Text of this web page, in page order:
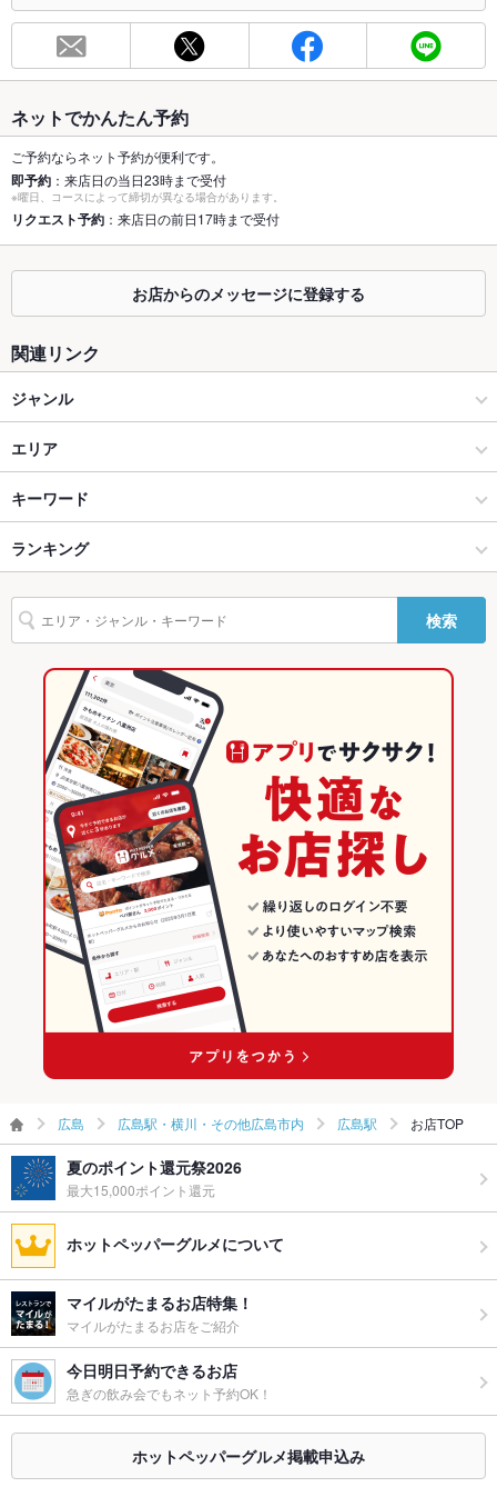
総席数
16席(12名様～貸切ＯＫ★コース飲み放題6000円～お気にご連
絡ください)
容人数
個室
なし ：貸切12名様～ＯＫの特別空間はママ会やファミリーのご
利用も大歓迎★
座敷 なし ：全テーブル席。ワンフロアの店内となっております
カウンター
ソファー
テラス席
貸切
設備
Wi-Fi
ー
前に駐輪いただけます。
その他設備 －
その他
飲み放題
あり ：2200円にて(税込)で生ビールもカクテルも飲み放題★さ
らに＋500円でワインも飲み放題！！
食べ放題 あり
カクテル充実、焼酎充実、日本酒充実、ワイン充実
お子様連れ
お子様連れOK ：最低限のマナーはお守りください※ディナータ
イムは未就学児連れでのご来店は御遠慮ください
グパーティ
貸切は12名様～ご利用いただけます♪
応
備考 ※ベビーカーは1組1台までとなります。
ネットでかんたん予約
ご予約ならネット予約が便利です。
即予約 ：来店日の当日23時まで受付
※曜日、コースによって締切が異なる場合があります。
リクエスト予約 ：来店日の前日17時まで受付
お店からのメッセージに登録する
関連リンク
ジャンル
イタリアン・フレンチ
イタリアン
広島駅・横川・その他広島市内 × イタリアン・フレンチ
広島駅・横川・その他広島市内 × イタリアン
ダイニングバー・バル
和風・創作
広島駅・横川・その他広島市内 × ダイニングバー・バル
広島駅・横川・その他広島市内 × 和風・創作
エリア
広島駅
広島駅 × イタリアン・フレンチ
広島駅 × イタリアン
広島駅 × ダイニングバー・バル
広島駅 × 和風・創作
広島 × イタリアン・フレンチ
広島 × イタリアン
広島 × ダイニングバー・バル
広島 × 和風・創作
キーワード
ウニ料理
ランキング
広島のグルメランキング
広島のイタリアン・フレンチランキング
広島のイタリアンランキング
広島駅・横川・その他広島市内のグルメランキング
広島駅・横川・その他広島市内のイタリアン・フレンチランキン
広島駅・横川・その他広島市内のイタリアンランキング
広島駅のグルメランキング
広島駅のイタリアン・フレンチランキング
広島駅のイタリアンランキング
検索
広島 広島駅・横川・その他広島市内 広島駅 お店TOP
夏のポイント還元祭2026
最大15,000ポイント還元
ホットペッパーグルメについて
マイルがたまるお店特集！
マイルがたまるお店をご紹介
今日明日予約できるお店
急ぎの飲み会でもネット予約OK！
ホットペッパーグルメ掲載申込み